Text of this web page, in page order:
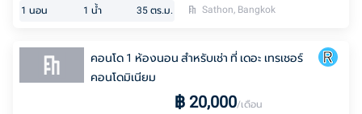
1 นอน 1 น้ำ 35 ตร.ม. Sathon, Bangkok
คอนโด 1 ห้องนอน สำหรับเช่า ที่ เดอะ เทรเชอร์
คอนโดมิเนียม
฿ 20,000/เดือน